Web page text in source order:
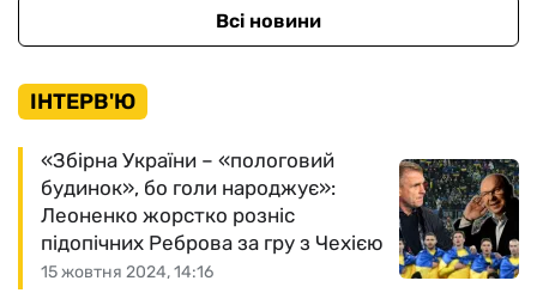
Всі новини
ІНТЕРВ'Ю
15 жовтня 2024, 14:16
«Збірна України – «пологовий
будинок», бо голи народжує»:
Леоненко жорстко розніс
підопічних Реброва за гру з Чехією